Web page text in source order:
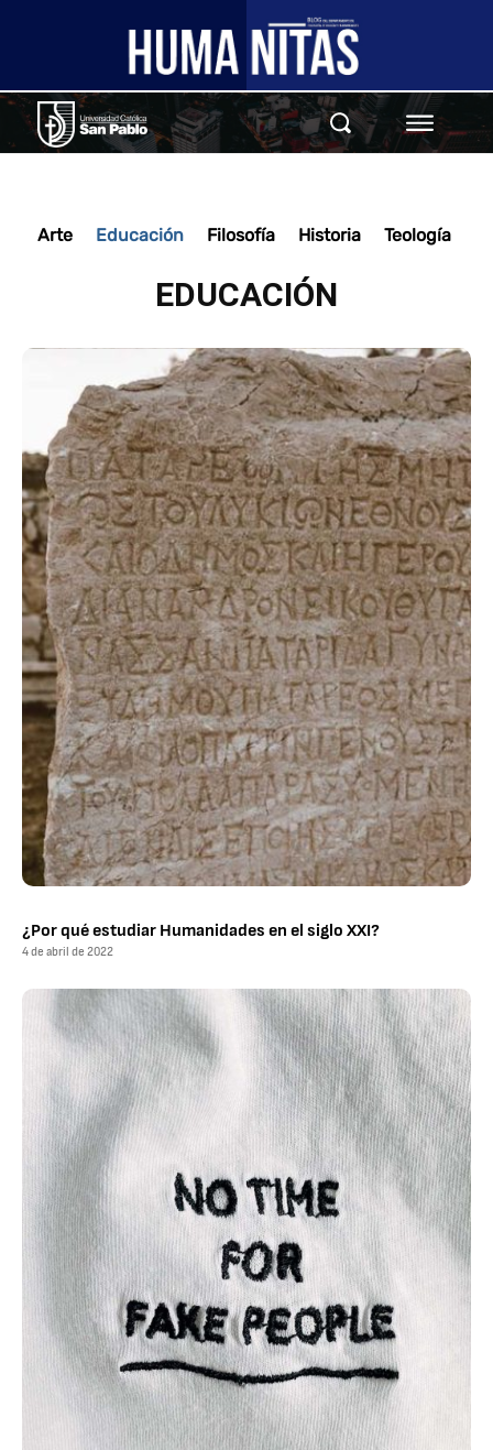
Arte Educación Filosofía Historia Teología
EDUCACIÓN
¿Por qué estudiar Humanidades en el siglo XXI?
4 de abril de 2022